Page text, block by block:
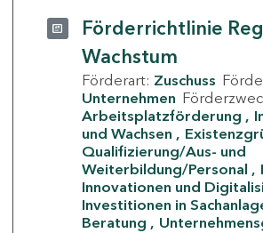
Förderrichtlinie
Wachstum
Förderart: Zuschuss
Unternehmen
Arbeitsplatzförderung
und Wachsen
Qualifizierung/Aus- und
Weiterbildung/Personal
Innovationen und
Investitionen in
Beratung